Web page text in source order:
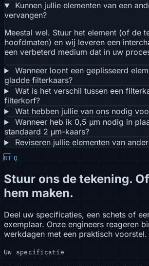
Kunnen jullie elementen van een
vervangen?
Meestal wel. Stuur het element (of de
hoofdmaten) en wij leveren een
een verbeterd medium dat in uw
Wanneer loont een geplisseerd
gladde filterkaars?
Wat is het verschil tussen een
filterkorf?
Wat hebben jullie van ons nodig
Wanneer heb ik 0,5 µm nodig in
standaard 2 µm-kaars?
Reviseren jullie elementen van
RFQ
Stuur ons de tekening.
hem maken.
Deel uw specificaties, een schets of
exemplaar. Onze engineers reageren
werkdagen met een praktisch voorstel.
Uw specificatie